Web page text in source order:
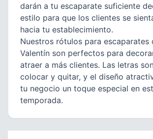
darán a tu escaparate suficiente
estilo para que los clientes se
hacia tu establecimiento.
Nuestros rótulos para escaparates
Valentín son perfectos para
atraer a más clientes. Las letras
colocar y quitar, y el diseño
tu negocio un toque especial en
temporada.